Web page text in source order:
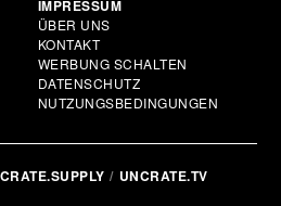
IMPRESSUM
ÜBER UNS
KONTAKT
WERBUNG SCHALTEN
DATENSCHUTZ
NUTZUNGSBEDINGUNGEN
UNCRATE.TV